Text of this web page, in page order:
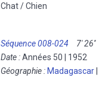
Chat / Chien
Séquence 008-024 7' 26''
Date :Années 50 | 1952
Géographie : Madagascar